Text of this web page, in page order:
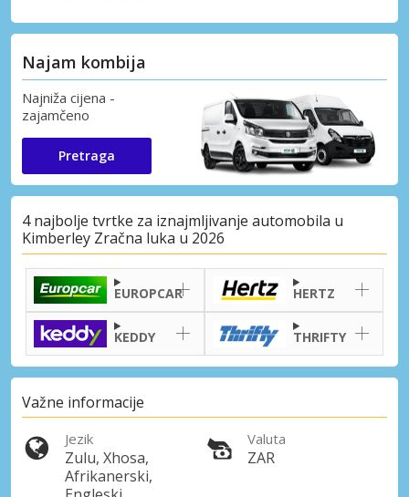
Najam kombija
Najniža cijena -
zajamčeno
Pretraga
4 najbolje tvrtke za iznajmljivanje automobila u
Kimberley Zračna luka u 2026
EUROPCAR HERTZ
KEDDY THRIFTY
Važne informacije
Jezik
Zulu, Xhosa,
Afrikanerski,
Valuta
ZAR